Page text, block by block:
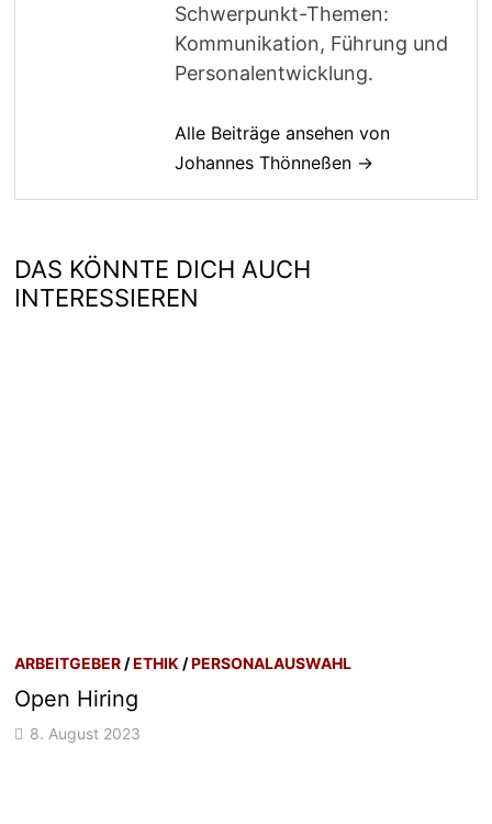
Schwerpunkt-Themen:
Kommunikation, Führung und
Personalentwicklung.
Alle Beiträge ansehen von
Johannes Thönneßen →
DAS KÖNNTE DICH AUCH
INTERESSIEREN
ARBEITGEBER/ETHIK/PERSONALAUSWAHL
Open Hiring
8. August 2023